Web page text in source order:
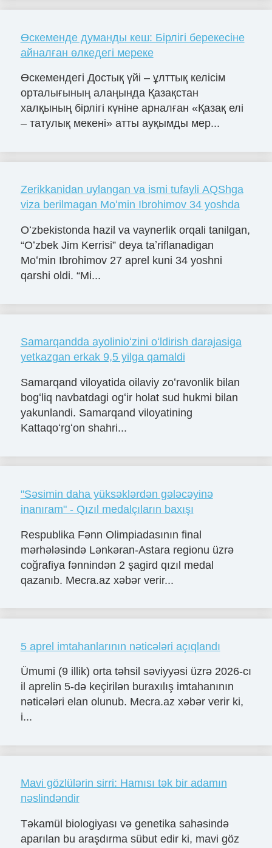
Өскеменде думанды кеш: Бірлігі берекесіне
айналған өлкедегі мереке
Өскемендегі Достық үйі – ұлттық келісім
орталығының алаңында Қазақстан
халқының бірлігі күніне арналған «Қазақ елі
– татулық мекені» атты ауқымды мер...
Zerikkanidan uylangan va ismi tufayli AQShga
viza berilmagan Moʻmin Ibrohimov 34 yoshda
Oʻzbekistonda hazil va vaynerlik orqali tanilgan,
“Oʻzbek Jim Kerrisi” deya taʼriflanadigan
Moʻmin Ibrohimov 27 aprel kuni 34 yoshni
qarshi oldi. “Mi...
Samarqandda ayolinioʻzini oʻldirish darajasiga
yetkazgan erkak 9,5 yilga qamaldi
Samarqand viloyatida oilaviy zoʻravonlik bilan
bogʻliq navbatdagi ogʻir holat sud hukmi bilan
yakunlandi. Samarqand viloyatining
Kattaqoʻrgʻon shahri...
"Səsimin daha yüksəklərdən gələcəyinə
inanıram" - Qızıl medalçıların baxışı
Respublika Fənn Olimpiadasının final
mərhələsində Lənkəran-Astara regionu üzrə
coğrafiya fənnindən 2 şagird qızıl medal
qazanıb. Mecra.az xəbər verir...
5 aprel imtahanlarının nəticələri açıqlandı
Ümumi (9 illik) orta təhsil səviyyəsi üzrə 2026-cı
il aprelin 5-də keçirilən buraxılış imtahanının
nəticələri elan olunub. Mecra.az xəbər verir ki,
i...
Mavi gözlülərin sirri: Hamısı tək bir adamın
nəslindəndir
Təkamül biologiyası və genetika sahəsində
aparılan bu araşdırma sübut edir ki, mavi göz